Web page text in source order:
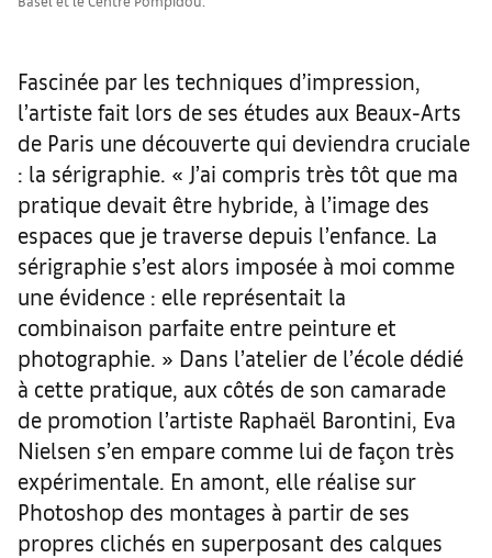
Fascinée par les techniques d’impression,
l’artiste fait lors de ses études aux Beaux-Arts
de Paris une découverte qui deviendra cruciale
: la sérigraphie. « J’ai compris très tôt que ma
pratique devait être hybride, à l’image des
espaces que je traverse depuis l’enfance. La
sérigraphie s’est alors imposée à moi comme
une évidence : elle représentait la
combinaison parfaite entre peinture et
photographie. » Dans l’atelier de l’école dédié
à cette pratique, aux côtés de son camarade
de promotion l’artiste Raphaël Barontini, Eva
Nielsen s’en empare comme lui de façon très
expérimentale. En amont, elle réalise sur
Photoshop des montages à partir de ses
propres clichés en superposant des calques